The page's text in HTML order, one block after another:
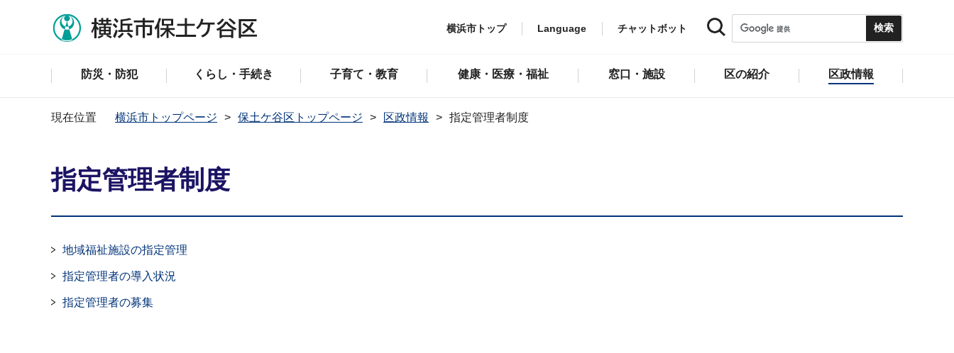
横浜市トップ Language チャットボット
防災・防犯 くらし・手続き 子育て・教育 健康・医療・福祉 窓口・施設 区の紹介 区政情報
現在位置 横浜市トップページ 保土ケ谷区トップページ 区政情報 指定管理者制度
指定管理者制度
地域福祉施設の指定管理
指定管理者の導入状況
指定管理者の募集